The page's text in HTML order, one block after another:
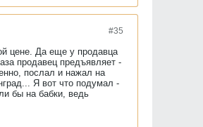
#35
цене. Да еще у продавца
продавец предъявляет -
послал и нажал на
Я вот что подумал -
бы на бабки, ведь